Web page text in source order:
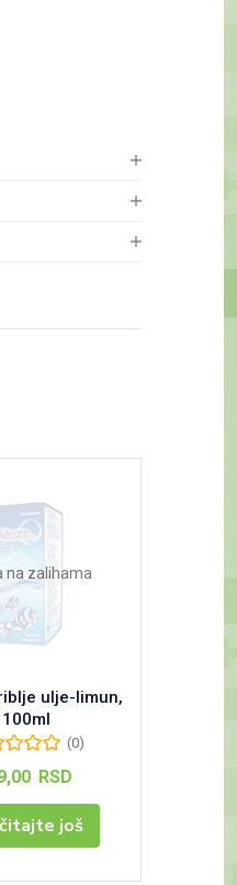
na zalihama
ulje-limun,
100ml
(0)
RSD
još